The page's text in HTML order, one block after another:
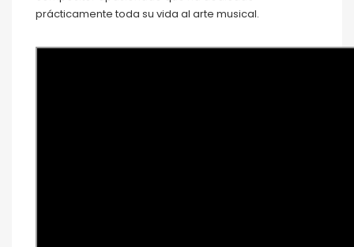
prácticamente toda su vida al arte musical.